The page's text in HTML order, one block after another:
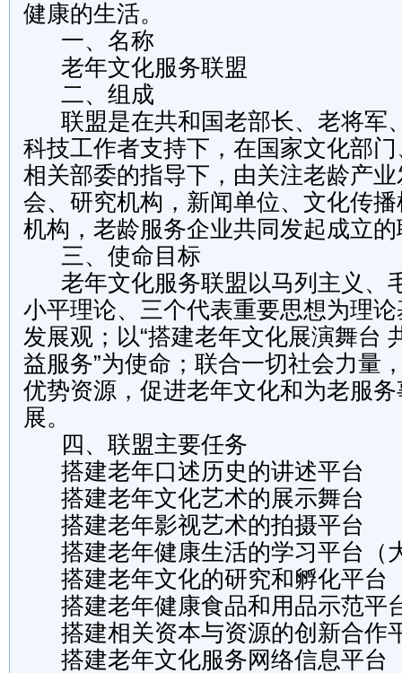
健康的生活。
一、名称
老年文化服务联盟
二、组成
联盟是在共和国老部长、老将军
科技工作者支持下，在国家文化部
相关部委的指导下，由关注老龄产
会、研究机构，新闻单位、文化传
机构，老龄服务企业共同发起成立
三、使命目标
老年文化服务联盟以马列主义、
小平理论、三个代表重要思想为理
发展观；以“搭建老年文化展演舞台
益服务”为使命；联合一切社会力量
优势资源，促进老年文化和为老服
展。
四、联盟主要任务
搭建老年口述历史的讲述平台
搭建老年文化艺术的展示舞台
搭建老年影视艺术的拍摄平台
搭建老年健康生活的学习平台（
搭建老年文化的研究和孵化平台
搭建老年健康食品和用品示范平
搭建相关资本与资源的创新合作
搭建老年文化服务网络信息平台